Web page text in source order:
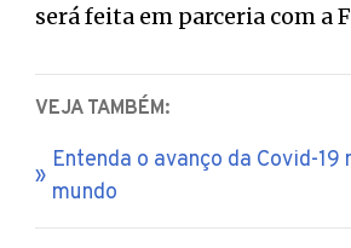
será feita em parceria com a
VEJA TAMBÉM:
Entenda o avanço da Covid-19
mundo